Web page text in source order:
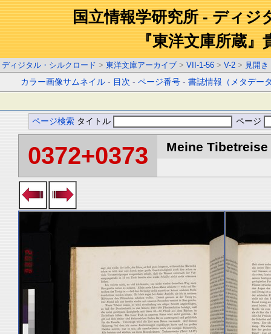
国立情報学研究所 - ディジ
『東洋文庫所蔵』
ディジタル・シルクロード > 東洋文庫アーカイブ > VII-1-56 > V-2 > 見開き
カラー画像サムネイル - 目次 -ページ番号 -書誌情報（メタデー
ページ検索 タイトル ページ
0372+0373 Meine